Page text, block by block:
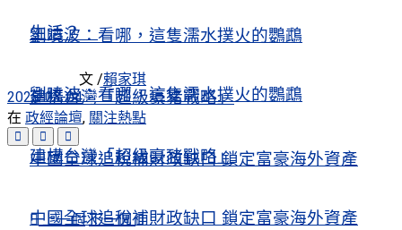
劉曉波：看哪，這隻濡水撲火的鸚鵡
建構台灣「超級豪豬戰略」
中國全球追稅補財政缺口 鎖定富豪海外資產
上一個 下一個
生活？
劉曉波：看哪，這隻濡水撲火的鸚鵡
建構台灣「超級豪豬戰略」
中國全球追稅補財政缺口 鎖定富豪海外資產
文 /賴家琪
2025-03-04
在 政經論壇, 關注熱點